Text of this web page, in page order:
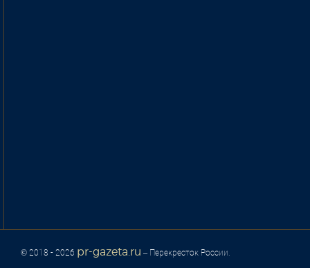
© 2018 - 2026 pr-gazeta.ru – Перекресток России.